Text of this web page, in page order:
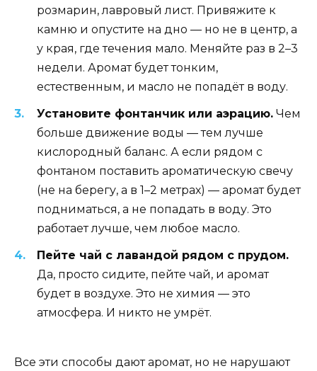
розмарин, лавровый лист. Привяжите к
камню и опустите на дно — но не в центр, а
у края, где течения мало. Меняйте раз в 2–3
недели. Аромат будет тонким,
естественным, и масло не попадёт в воду.
Установите фонтанчик или аэрацию. Чем
больше движение воды — тем лучше
кислородный баланс. А если рядом с
фонтаном поставить ароматическую свечу
(не на берегу, а в 1–2 метрах) — аромат будет
подниматься, а не попадать в воду. Это
работает лучше, чем любое масло.
Пейте чай с лавандой рядом с прудом.
Да, просто сидите, пейте чай, и аромат
будет в воздухе. Это не химия — это
атмосфера. И никто не умрёт.
Все эти способы дают аромат, но не нарушают